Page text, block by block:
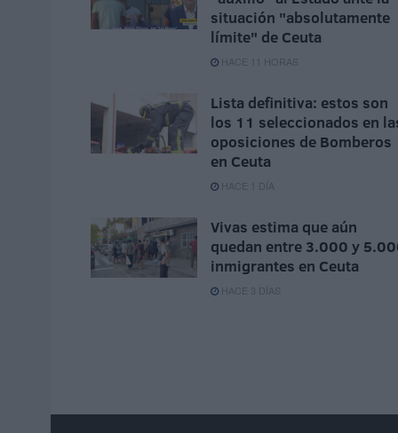
situación "absolutamente
límite" de Ceuta
HACE 11 HORAS
Lista definitiva: estos son
los 11 seleccionados en
oposiciones de Bomberos
en Ceuta
HACE 1 DÍA
Vivas estima que aún
quedan entre 3.000 y
inmigrantes en Ceuta
HACE 3 DÍAS